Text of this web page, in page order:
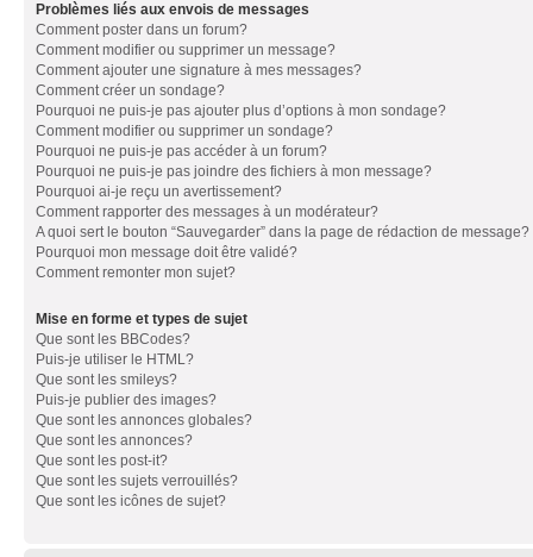
Problèmes liés aux envois de messages
Comment poster dans un forum?
Comment modifier ou supprimer un message?
Comment ajouter une signature à mes messages?
Comment créer un sondage?
Pourquoi ne puis-je pas ajouter plus d’options à mon sondage?
Comment modifier ou supprimer un sondage?
Pourquoi ne puis-je pas accéder à un forum?
Pourquoi ne puis-je pas joindre des fichiers à mon message?
Pourquoi ai-je reçu un avertissement?
Comment rapporter des messages à un modérateur?
A quoi sert le bouton “Sauvegarder” dans la page de rédaction de message?
Pourquoi mon message doit être validé?
Comment remonter mon sujet?
Mise en forme et types de sujet
Que sont les BBCodes?
Puis-je utiliser le HTML?
Que sont les smileys?
Puis-je publier des images?
Que sont les annonces globales?
Que sont les annonces?
Que sont les post-it?
Que sont les sujets verrouillés?
Que sont les icônes de sujet?